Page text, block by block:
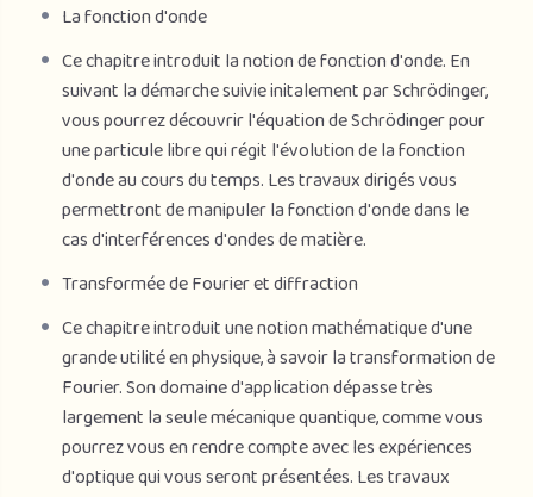
1. Dualité onde-corpuscule
2. La fonction d’onde
3. Transformée de Fourier
4. De l’impulsion à l’hamiltonien
5. La particule quantique confinée
6. Mesures quantiques individuelles
7. Puis de potentiel à une dimension 8. Effet Tunnel
La fonction d'onde
Ce chapitre introduit la notion de fonction d'onde. En
suivant la démarche suivie initalement par Schrödinger,
vous pourrez découvrir l'équation de Schrödinger pour
une particule libre qui régit l'évolution de la fonction
d'onde au cours du temps. Les travaux dirigés vous
permettront de manipuler la fonction d'onde dans le
cas d'interférences d'ondes de matière.
Transformée de Fourier et diffraction
Ce chapitre introduit une notion mathématique d'une
grande utilité en physique, à savoir la transformation de
Fourier. Son domaine d'application dépasse très
largement la seule mécanique quantique, comme vous
pourrez vous en rendre compte avec les expériences
d'optique qui vous seront présentées. Les travaux